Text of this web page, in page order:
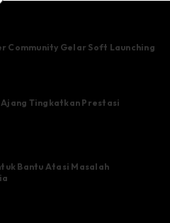
Community Gelar Soft Launching
Ajang Tingkatkan Prestasi
Bantu Atasi Masalah